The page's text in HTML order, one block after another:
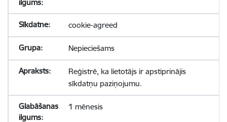
cookie-agreed
Nepieciešams
Reģistrē, ka lietotājs ir apstiprinājis
sīkdatņu paziņojumu.
1 mēnesis